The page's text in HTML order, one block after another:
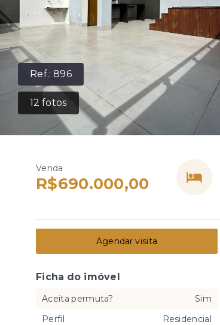
Ref.:896
12 fotos
Venda
R$690.000,00
Agendar visita
Ficha do imóvel
Aceita permuta?
Sim
Perfil
Residencial